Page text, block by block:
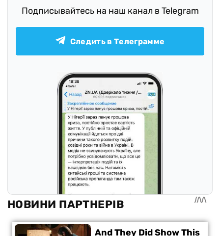
Подписывайтесь на наш канал в Telegram
Следить в Телеграмме